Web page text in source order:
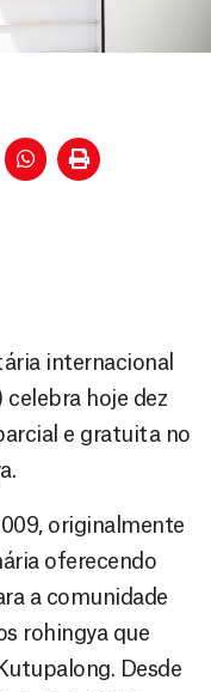
internacional
celebra hoje dez
e gratuita no
originalmente
oferecendo
a comunidade
rohingya que
Desde